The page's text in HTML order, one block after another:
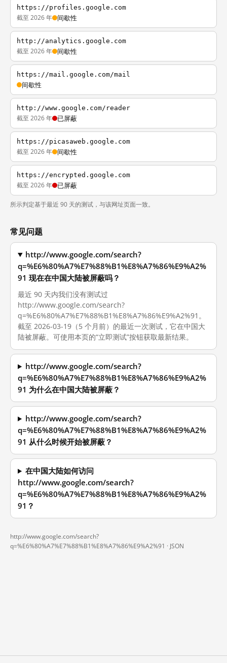
https://profiles.google.com
截至 2026 年 间歇性
http://analytics.google.com
截至 2026 年 间歇性
https://mail.google.com/mail
间歇性
http://www.google.com/reader
截至 2026 年 已屏蔽
https://picasaweb.google.com
截至 2026 年 间歇性
https://encrypted.google.com
截至 2026 年 已屏蔽
所示判定基于最近 90 天的测试，与该网址页面一致。
常见问题
http://www.google.com/search?
q=%E6%80%A7%E7%88%B1%E8%A7%86%E9%A2%
91 现在在中国大陆被屏蔽吗？
最近 90 天内我们没有测试过
http://www.google.com/search?
q=%E6%80%A7%E7%88%B1%E8%A7%86%E9%A2%91。
截至 2026-03-19（5 个月前）的最近一次测试，它在中国大
陆被屏蔽。可使用本页的“立即测试”按钮获取最新结果。
http://www.google.com/search?
q=%E6%80%A7%E7%88%B1%E8%A7%86%E9%A2%
91 为什么在中国大陆被屏蔽？
http://www.google.com/search?
q=%E6%80%A7%E7%88%B1%E8%A7%86%E9%A2%
91 从什么时候开始被屏蔽？
在中国大陆如何访问
http://www.google.com/search?
q=%E6%80%A7%E7%88%B1%E8%A7%86%E9%A2%
91？
http://www.google.com/search?
q=%E6%80%A7%E7%88%B1%E8%A7%86%E9%A2%91 · JSON